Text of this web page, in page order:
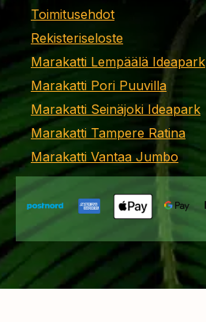
Toimitusehdot
Rekisteriseloste
Marakatti Lempäälä Ideapark
Marakatti Pori Puuvilla
Marakatti Seinäjoki Ideapark
Marakatti Tampere Ratina
Marakatti Vantaa Jumbo